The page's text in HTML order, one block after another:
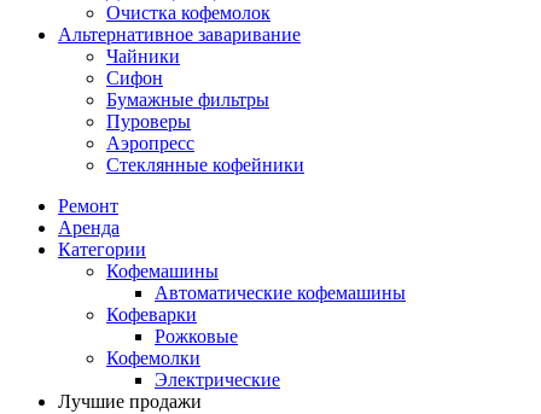
Очистка кофемолок
Альтернативное заваривание
Чайники
Сифон
Бумажные фильтры
Пуроверы
Аэропресс
Стеклянные кофейники
Ремонт
Аренда
Категории
Кофемашины
Автоматические кофемашины
Кофеварки
Рожковые
Кофемолки
Электрические
Лучшие продажи